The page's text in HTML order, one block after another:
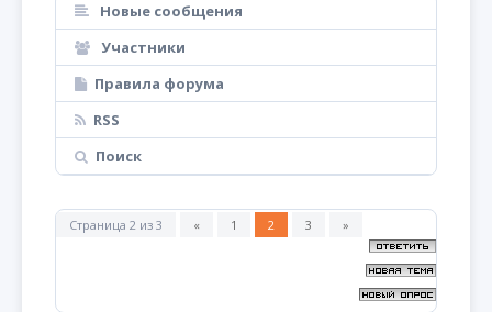
Новые сообщения
Участники
Правила форума
RSS
Поиск
Страница 2 из 3 « 1 2 3 »